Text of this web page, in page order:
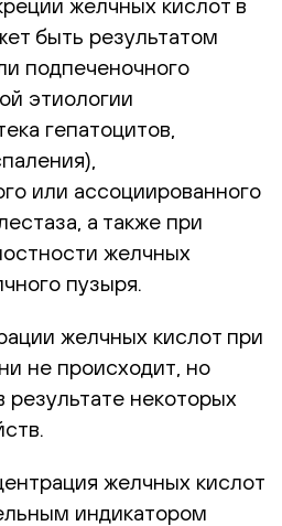
быть результатом
подпеченочного
этиологии
гепатоцитов,
или ассоциированного
а также при
желчных
пузыря.
желчных кислот при
не происходит, но
результате некоторых
желчных кислот
индикатором